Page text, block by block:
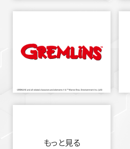
もっと見る